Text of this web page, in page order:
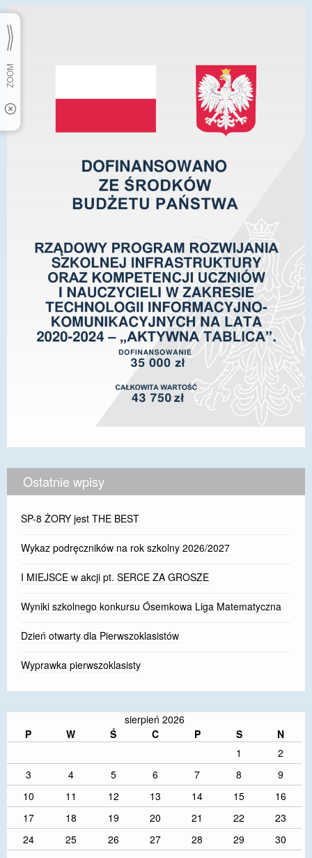
Ostatnie wpisy
SP-8 ŻORY jest THE BEST
Wykaz podręczników na rok szkolny 2026/2027
I MIEJSCE w akcji pt. SERCE ZA GROSZE
Wyniki szkolnego konkursu Ósemkowa Liga Matematyczna
Dzień otwarty dla Pierwszoklasistów
Wyprawka pierwszoklasisty
sierpień 2026
P
W Ś C P S
N
1
2
3
4 5 6 7 8
9
10
11 12 13 14 15
16
17
18 19 20 21 22
23
24
25 26 27 28 29
30